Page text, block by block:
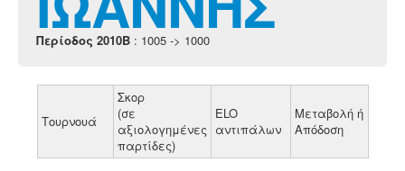
Login
Περίοδος 2010B : 1005 -> 1000
Τουρνουά
Σκορ
(σε
αξιολογημένες
παρτίδες)
ELO
αντιπάλων
Μεταβολή ή
Απόδοση